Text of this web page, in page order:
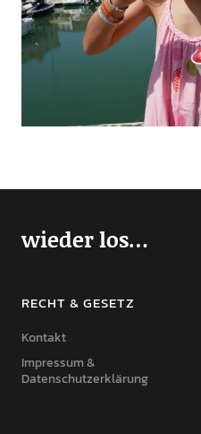
wieder los…
RECHT & GESETZ
Kontakt
Impressum &
Datenschutzerklärung